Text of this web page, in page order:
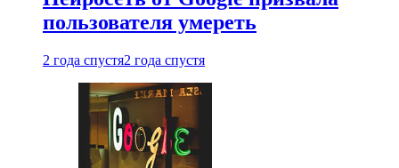
пользователя умереть
2 года спустя2 года спустя